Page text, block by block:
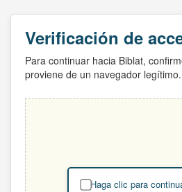
Verificación de
Para continuar hacia Biblat,
proviene de un navegador legítimo.
Haga clic para